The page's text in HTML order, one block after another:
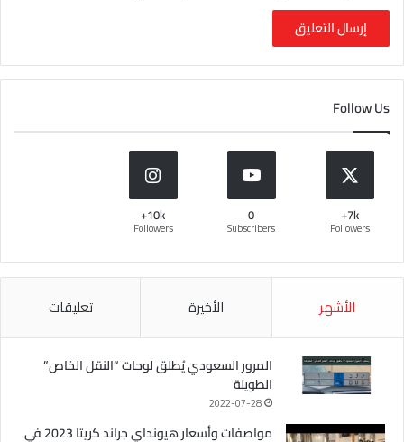
Follow Us
7k+
Followers
0
Subscribers
10k+
Followers
الأشهر الأخيرة تعليقات
المرور السعودي يُطلق لوحات “النقل الخاص”
الطويلة
2022-07-28
مواصفات وأسعار هيونداي جراند كريتا 2023 في